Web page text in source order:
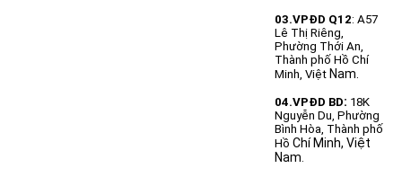
03.VPĐD Q12: A57
Lê Thị Riêng,
Phường Thới An,
Thành phố Hồ Chí
Minh, Việt Nam.
04.VPĐD BD: 18K
Nguyễn Du, Phường
Bình Hòa, Thành phố
Hồ Chí Minh, Việt
Nam.